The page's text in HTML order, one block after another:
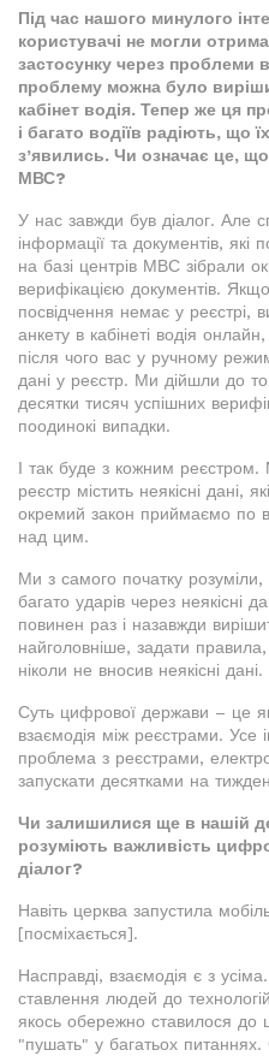
Під час нашого минулого
користувачі не могли
застосунку через проблеми
проблему можна було
кабінет водія. Тепер же ця
і багато водіїв радіють, що
з’явились. Чи означає це,
МВС?
У нас завжди був діалог. Але
інформації та документів, які
на базі центрів МВС зібрали
верифікацією документів.
посвідчення немає у реєстрі,
анкету в кабінеті водія
після чого вас у ручному
дані у реєстр. Ми дійшли до
десятки тисяч успішних
поодинокі випадки.
І так буде з кожним
реєстр містить неякісні дані,
окремий закон приймаємо по
над цим.
Ми з самого початку
багато ударів через неякісні
повинен раз і назавжди
найголовніше, задати
ніколи не вносив неякісні дані.
Суть цифрової держави – це
взаємодія між реєстрами.
проблема з реєстрами,
запускати десятками на
Чи залишилися ще в нашій
розуміють важливість
діалог?
Навіть церква запустила
[посміхається].
Насправді, взаємодія є з
ставлення людей до
якось обережно ставилося до
"пушать" у багатьох